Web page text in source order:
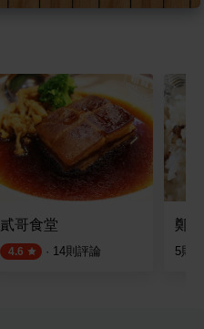
貳哥食堂
4.6 · 14則評論
鄭
5則